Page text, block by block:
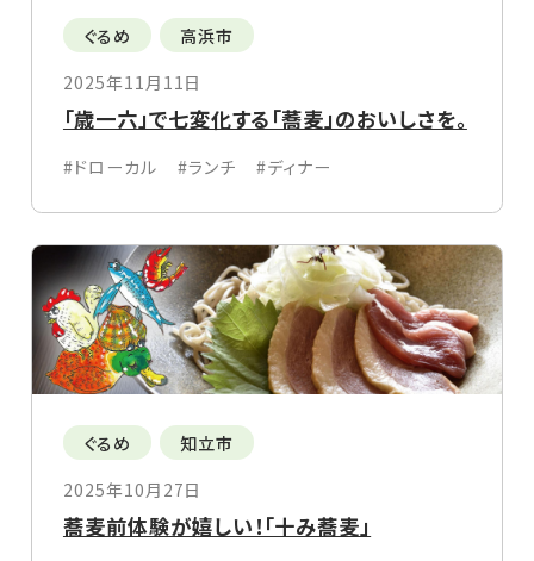
ぐるめ
高浜市
2025年11月11日
「歳一六」で七変化する「蕎麦」のおいしさを。
#ドローカル #ランチ #ディナー
ぐるめ
知立市
2025年10月27日
蕎麦前体験が嬉しい！「十み蕎麦」